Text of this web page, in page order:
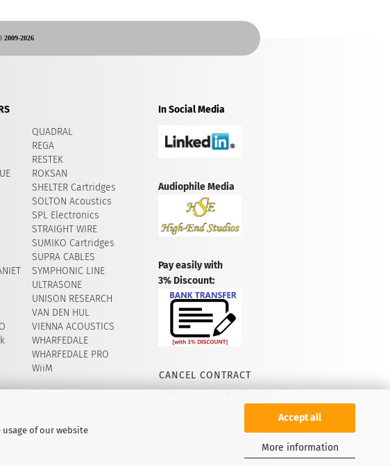
of our website
Accept all
More information
2026
QUADRAL
REGA
RESTEK
ROKSAN
SHELTER Cartridges
​SOLTON Acoustics
SPL Electronics
STRAIGHT WIRE
SUMIKO Cartridges
SUPRA CABLES
SYMPHONIC LINE
ULTRASONE
UNISON RESEARCH
VAN DEN HUL
VIENNA ACOUSTICS
WHARFEDALE
WHARFEDALE PRO
WiiM
In Social Media
Audiophile Media
Pay easily with
3% Discount:
CANCEL CONTRACT
CANCELLATION POLICY
xt:Commerce & Gambio Shopsoftware. Copyright © 2026